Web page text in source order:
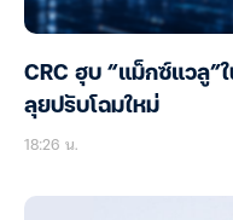
CRC ฮุบ “แม็กซ์แวลู”
ลุยปรับโฉมใหม่
18:26 น.